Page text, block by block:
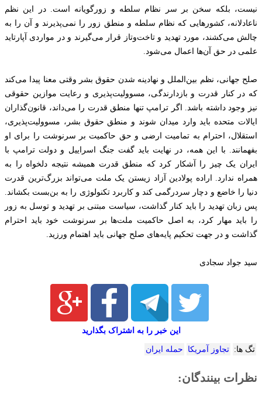
نیست، بلکه سخن بر سر نظام سلطه و زورگویانه است. در این نظم
ناعادلانه، کشورهایی که نظام سلطه و منطق زور را نمی‌پذیرند و آن را به
چالش می‌کشند، مورد تهدید و تاخت‌وتاز قرار می‌گیرند و در مواردی آپارتاید
علمی در حق آن‌ها اعمال می‌شود.
صلح جهانی، نظم بین‌الملل و نهادینه شدن حقوق بشر وقتی معنا پیدا می‌کند
که در کنار قدرت و بازدارندگی، مسوولیت‌پذیری و رعایت موازین حقوقی
نیز وجود داشته باشد. اگر ترامپ تنها منطق قدرت را می‌داند، قانون‌گذاران
ایالات متحده باید وارد میدان شوند و منطق حقوق بشر، مسوولیت‌پذیری،
استقلال، احترام به تمامیت ارضی و حق حاکمیت بر سرنوشت را برای او
بفهمانند. با این همه، در نهایت باید گفت جنگ اسراییل و دولت ترامپ با
ایران یک چیز را آشکار کرد که منطق قدرت همیشه نتیجه دلخواه را به
همراه ندارد. اراده پولادین آزاد زیستن یک ملت می‌تواند بزرگ‌ترین قدرت
دنیا را خاضع و دچار سردرگمی کند و کاربرد تکنولوژی را به بن‌بست بکشاند.
پس زبان تهدید را باید کنار گذاشت، سیاست مبتنی بر تهدید و توسل به زور
را باید مهار کرد، به اصل حاکمیت ملت‌ها بر سرنوشت خود باید احترام
گذاشت و در جهت تحکیم‌ پایه‌های صلح جهانی باید اهتمام ورزید.
سید جواد سجادی
این خبر را به اشتراک بگذارید
تگ ها: تجاوز آمریکا حمله ایران
نظرات بینندگان: